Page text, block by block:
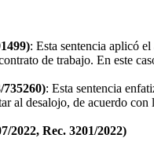
: Esta sentencia aplicó
de trabajo. En este
: Esta sentencia
al desalojo, de acuerdo
2022, Rec. 3201/2022)